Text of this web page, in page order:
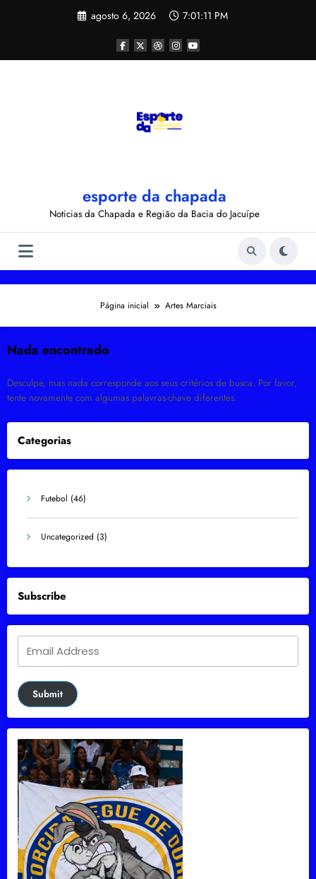
agosto 6, 2026 7:01:12 PM
esporte da chapada
Noticias da Chapada e Região da Bacia do Jacuípe
Página inicial Artes Marciais
Nada encontrado
Desculpe, mas nada corresponde aos seus critérios de busca. Por favor,
tente novamente com algumas palavras-chave diferentes.
Categorias
Futebol (46)
Uncategorized (3)
Subscribe
Submit